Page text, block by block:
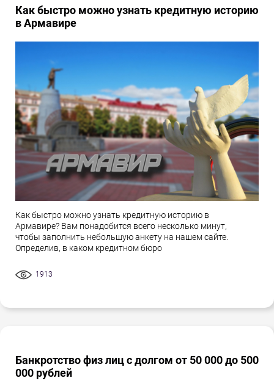
Как быстро можно узнать кредитную историю
в Армавире
Как быстро можно узнать кредитную историю в
Армавире? Вам понадобится всего несколько минут,
чтобы заполнить небольшую анкету на нашем сайте.
Определив, в каком кредитном бюро
1913
Банкротство физ лиц с долгом от 50 000 до 500
000 рублей